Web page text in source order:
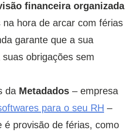
financeira organizada
na hora de arcar com férias
garante que a sua
obrigações sem
da Metadados – empresa
para o seu RH –
é provisão de férias, como